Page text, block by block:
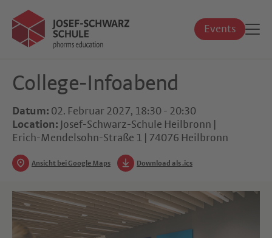
Events
College-Infoabend
Datum: 02. Februar 2027, 18:30 - 20:30
Location: Josef-Schwarz-Schule Heilbronn |
Erich-Mendelsohn-Straße 1 | 74076 Heilbronn
Ansicht bei Google Maps Download als .ics